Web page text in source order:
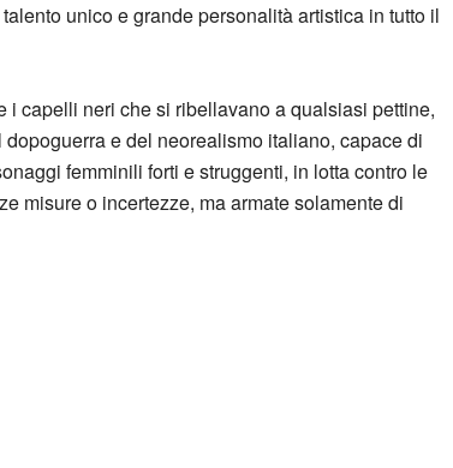
unico e grande personalità artistica in tutto il
capelli neri che si ribellavano a qualsiasi pettine,
e del neorealismo italiano, capace di
femminili forti e struggenti, in lotta contro le
misure o incertezze, ma armate solamente di